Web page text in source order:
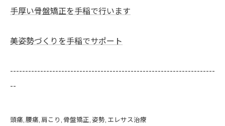
手厚い骨盤矯正を手稲で行います
美姿勢づくりを手稲でサポート
--------------------------------------------------------------------
--
頭痛 腰痛 肩こり 骨盤矯正 姿勢 エレサス治療